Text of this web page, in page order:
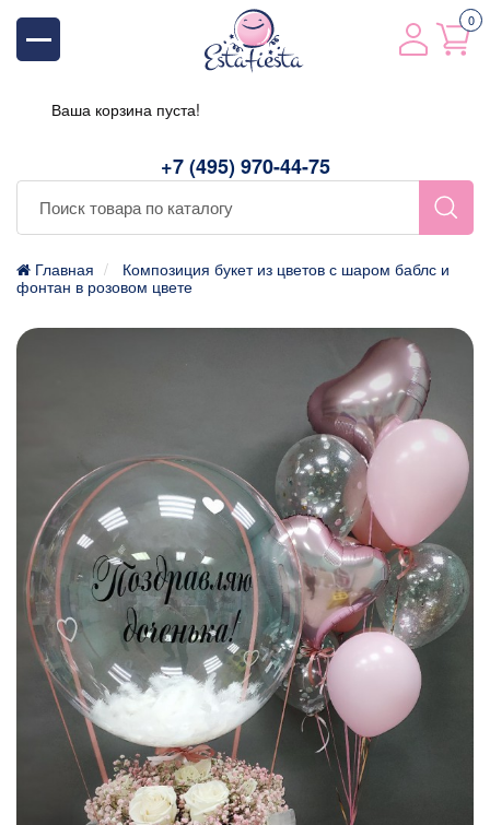
+7 (495) 970-44-75
0
Ваша корзина пуста!
Главная
Композиция букет из цветов с шаром баблс и
фонтан в розовом цвете